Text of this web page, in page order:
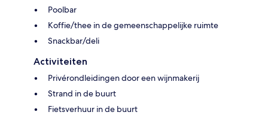
Poolbar
Koffie/thee in de gemeenschappelijke ruimte
Snackbar/deli
Activiteiten
Privérondleidingen door een wijnmakerij
Strand in de buurt
Fietsverhuur in de buurt